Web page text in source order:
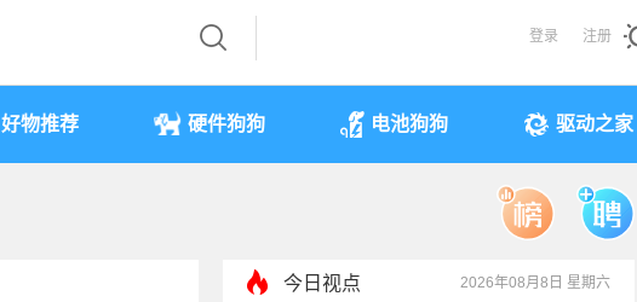
登录 注册
好物推荐 硬件狗狗 电池狗狗 驱动之家
今日视点 2026年08月8日 星期六
·苹果借长鑫存储压价韩系内存厂商！结果没用